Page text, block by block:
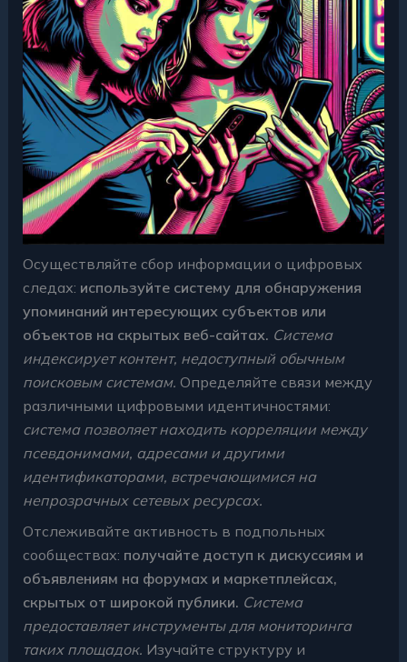
Осуществляйте сбор информации о цифровых
следах: используйте систему для обнаружения
упоминаний интересующих субъектов или
объектов на скрытых веб-сайтах. Система
индексирует контент, недоступный обычным
поисковым системам. Определяйте связи между
различными цифровыми идентичностями:
система позволяет находить корреляции между
псевдонимами, адресами и другими
идентификаторами, встречающимися на
непрозрачных сетевых ресурсах.
Отслеживайте активность в подпольных
сообществах: получайте доступ к дискуссиям и
объявлениям на форумах и маркетплейсах,
скрытых от широкой публики. Система
предоставляет инструменты для мониторинга
таких площадок. Изучайте структуру и